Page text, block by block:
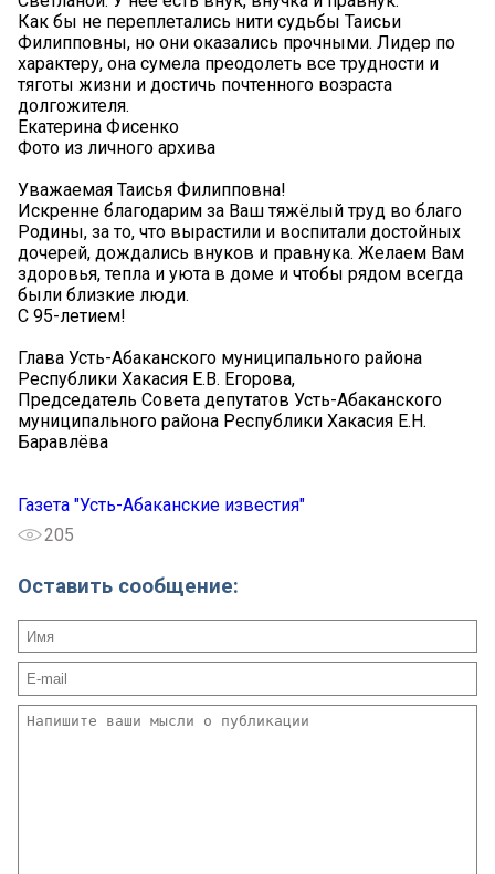
Как бы не переплетались нити судьбы Таисьи
Филипповны, но они оказались прочными. Лидер по
характеру, она сумела преодолеть все трудности и
тяготы жизни и достичь почтенного возраста
долгожителя.
Екатерина Фисенко
Фото из личного архива
Уважаемая Таисья Филипповна!
Искренне благодарим за Ваш тяжёлый труд во благо
Родины, за то, что вырастили и воспитали достойных
дочерей, дождались внуков и правнука. Желаем Вам
здоровья, тепла и уюта в доме и чтобы рядом всегда
были близкие люди.
С 95-летием!
Глава Усть-Абаканского муниципального района
Республики Хакасия Е.В. Егорова,
Председатель Совета депутатов Усть-Абаканского
муниципального района Республики Хакасия Е.Н.
Баравлёва
Газета "Усть-Абаканские известия"
205
Оставить сообщение: